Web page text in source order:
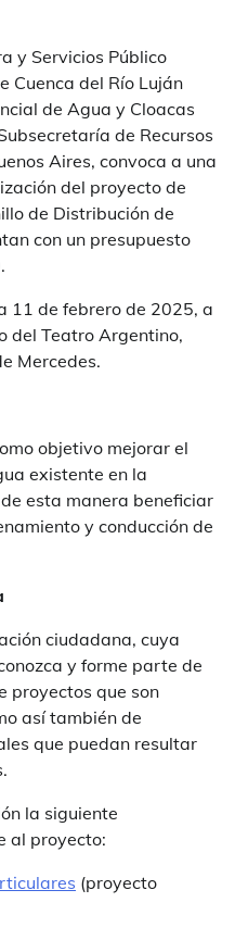
y Servicios Público
Cuenca del Río Luján
de Agua y Cloacas
de Recursos
Aires, convoca a una
del proyecto de
de Distribución de
con un presupuesto
11 de febrero de 2025, a
del Teatro Argentino,
Mercedes.
objetivo mejorar el
existente en la
esta manera beneficiar
y conducción de
ciudadana, cuya
y forme parte de
proyectos que son
así también de
que puedan resultar
la siguiente
al proyecto:
(proyecto